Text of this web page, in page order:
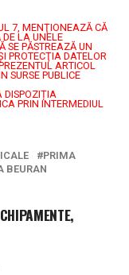
7, MENŢIONEAZĂ CĂ
LA UNELE
SE PĂSTREAZĂ UN
PROTECŢIA DATELOR
ARTICOL
SURSE PUBLICE
DISPOZIȚIA
PRIN INTERMEDIUL
PRIMA
BEURAN